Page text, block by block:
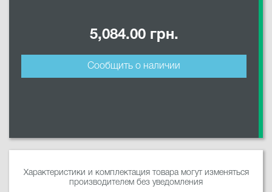
5,084.00 грн.
Сообщить о наличии
Характеристики и комплектация товара могут изменяться
производителем без уведомления